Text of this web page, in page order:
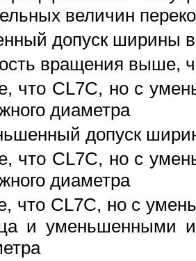
величин
допуск ширины
вращения выше,
что CL7C, но с
диаметра
допуск
что CL7C, но с
диаметра
что CL7C, но с
и уменьшенными